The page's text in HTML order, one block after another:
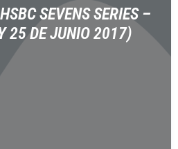
SEVENS SERIES –
25 DE JUNIO 2017)